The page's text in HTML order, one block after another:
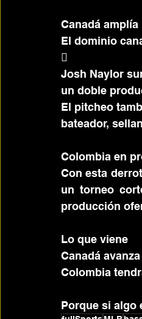
Canadá amplía
El dominio

Josh Naylor
un doble
El pitcheo
bateador,
Colombia en
Con esta
un torneo
producción
Lo que viene
Canadá
Colombia
Porque si algo